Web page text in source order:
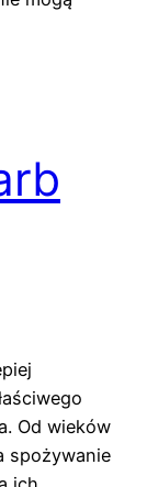
Od wieków
spożywanie